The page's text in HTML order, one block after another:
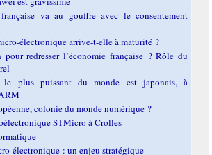
française va au gouffre avec le consentement
électronique arrive-t-elle à maturité ?
pour redresser l’économie française ? Rôle du
le plus puissant du monde est japonais, à
colonie du monde numérique ?
STMicro à Crolles
électronique : un enjeu stratégique